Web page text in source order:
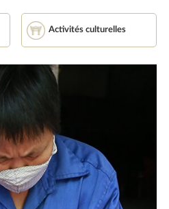
Activités culturelles